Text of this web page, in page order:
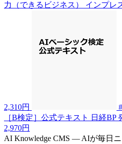
力（できるビジネス）
インプレ
2,310円
［B検定］公式テキスト
日経BP
2,970円
AI Knowledge CMS — AIが毎日